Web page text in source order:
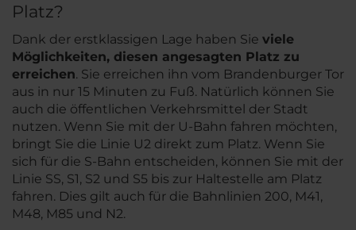
Platz?
Dank der erstklassigen Lage haben Sie viele
Möglichkeiten, diesen angesagten Platz zu
erreichen. Sie erreichen ihn vom Brandenburger Tor
aus in nur 15 Minuten zu Fuß. Natürlich können Sie
auch die öffentlichen Verkehrsmittel der Stadt
nutzen. Wenn Sie mit der U-Bahn fahren möchten,
bringt Sie die Linie U2 direkt zum Platz. Wenn Sie
sich für die S-Bahn entscheiden, können Sie mit der
Linie SS, S1, S2 und S5 bis zur Haltestelle am Platz
fahren. Dies gilt auch für die Bahnlinien 200, M41,
M48, M85 und N2.